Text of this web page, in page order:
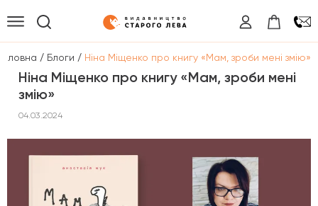
/ Блоги / Ніна Міщенко про книгу «Мам, зроби мені змію»
Ніна Міщенко про книгу «Мам, зроби мені
змію»
04.03.2024